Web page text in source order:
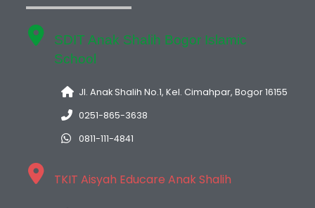
SDIT Anak Shalih Bogor Islamic
School
Jl. Anak Shalih No.1, Kel. Cimahpar, Bogor 16155
0251-865-3638
0811-111-4841
TKIT Aisyah Educare Anak Shalih